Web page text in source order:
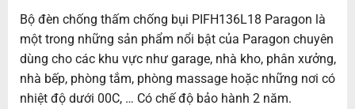
Bộ đèn chống thấm chống bụi PIFH136L18 Paragon là
một trong những sản phẩm nổi bật của Paragon chuyên
dùng cho các khu vực như garage, nhà kho, phân xưởng,
nhà bếp, phòng tắm, phòng massage hoặc những nơi có
nhiệt độ dưới 00C, … Có chế độ bảo hành 2 năm.